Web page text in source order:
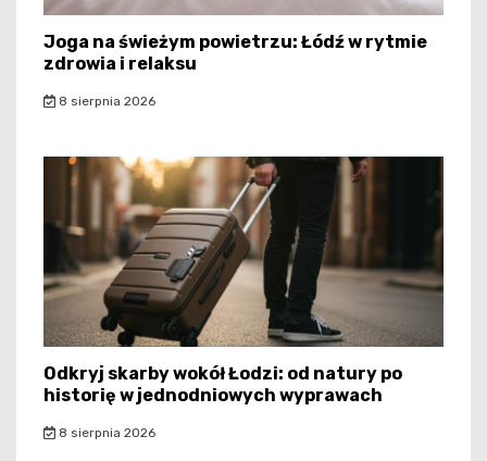
Joga na świeżym powietrzu: Łódź w rytmie
zdrowia i relaksu
8 sierpnia 2026
Odkryj skarby wokół Łodzi: od natury po
historię w jednodniowych wyprawach
8 sierpnia 2026